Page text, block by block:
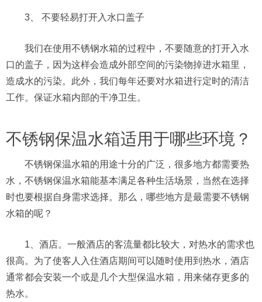
3、 不要轻易打开入水口盖子
我们在使用不锈钢水箱的过程中，不要随意的打开入水
口的盖子，因为这样会造成外部空间的污染物掉进水箱里，
造成水的污染。此外，我们每年还要对水箱进行定时的清洁
工作。保证水箱内部的干净卫生。
不锈钢保温水箱适用于哪些环境？
不锈钢保温水箱的用途十分的广泛，很多地方都需要热
水，不锈钢保温水箱能基本满足各种生活场景，当然在选择
时也要根据自身需求选择。那么，哪些地方是最需要不锈钢
水箱的呢？
1、酒店。一般酒店的客流量都比较大，对热水的需求也
很高。为了使客人入住酒店期间可以随时使用到热水，酒店
通常都会安装一个或是几个大型保温水箱，用来储存更多的
热水。